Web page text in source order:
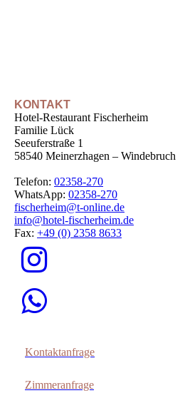
KONTAKT
Hotel-Restaurant Fischerheim
Familie Lück
Seeuferstraße 1
58540 Meinerzhagen – Windebruch
Telefon: 02358-270
WhatsApp: 02358-270
fischerheim@t-online.de
info@hotel-fischerheim.de
Fax: +49 (0) 2358 8633
Kontaktanfrage
Zimmeranfrage